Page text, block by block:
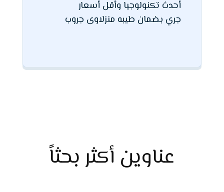
أحدث تكنولوجيا وأقل أسعار
جري بضمان طيبه منزلاوى جروب
عناوين أكثر بحثاً